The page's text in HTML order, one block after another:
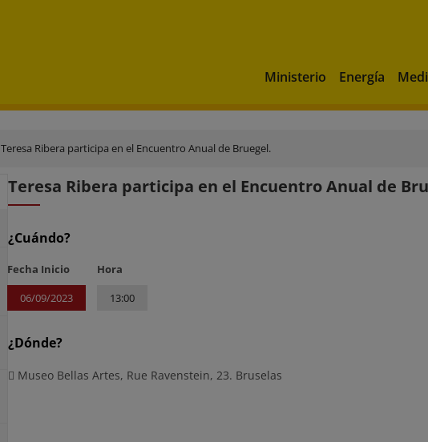
Ministerio Energía
Teresa Ribera participa en el Encuentro Anual de Bruegel.
Teresa Ribera participa en el Encuentro Anual de
¿Cuándo?
Fecha Inicio
06/09/2023
Hora
13:00
¿Dónde?
Museo Bellas Artes, Rue Ravenstein, 23. Bruselas